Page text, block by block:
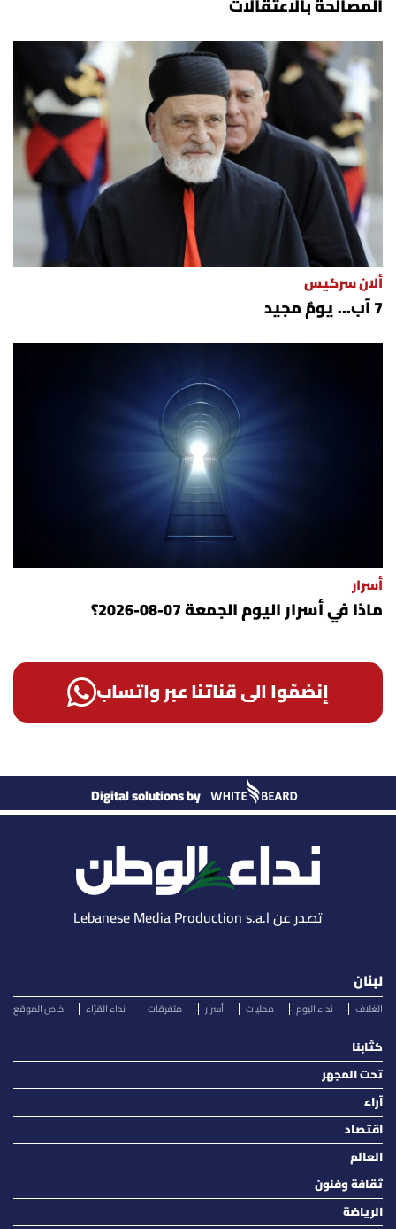
المصالحة بالاعتقالات
ألان سركيس
7 آب... يومٌ مجيد
أسرار
ماذا في أسرار اليوم الجمعة 07-08-2026؟
إنضمّوا الى قناتنا عبر واتساب
Digital solutions by
تصدر عن Lebanese Media Production s.a.l
لبنان
الغلاف نداء اليوم محليات أسرار متفرقات نداء القرّاء خاص الموقع
كتّابنا
تحت المجهر
آراء
اقتصاد
العالم
ثقافة وفنون
الرياضة